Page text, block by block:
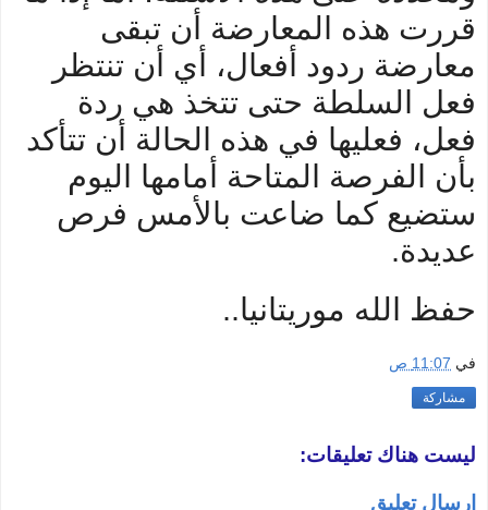
قررت هذه المعارضة أن تبقى
معارضة ردود أفعال، أي أن تنتظر
فعل السلطة حتى تتخذ هي ردة
فعل، فعليها في هذه الحالة أن تتأكد
بأن الفرصة المتاحة أمامها اليوم
ستضيع كما ضاعت بالأمس فرص
عديدة.
حفظ الله موريتانيا..
في 11:07 ص
مشاركة
ليست هناك تعليقات:
إرسال تعليق